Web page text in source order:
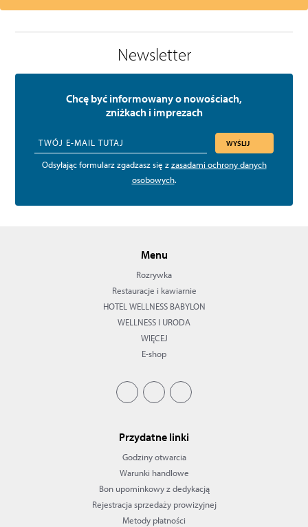
Newsletter
Chcę być informowany o nowościach,
zniżkach i imprezach
WYŚLIJ
Odsyłając formularz zgadzasz się zzasadami ochrony danych
osobowych.
Menu
Rozrywka
Restauracje i kawiarnie
HOTEL WELLNESS BABYLON
WELLNESS I URODA
WIĘCEJ
E-shop
Przydatne linki
Godziny otwarcia
Warunki handlowe
Bon upominkowy z dedykacją
Rejestracja sprzedaży prowizyjnej
Metody płatności